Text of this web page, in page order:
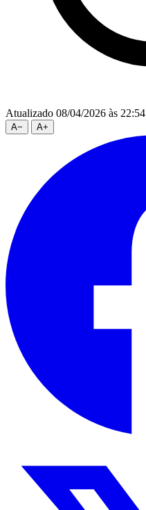
Atualizado 08/04/2026 às 22:54
A− A+